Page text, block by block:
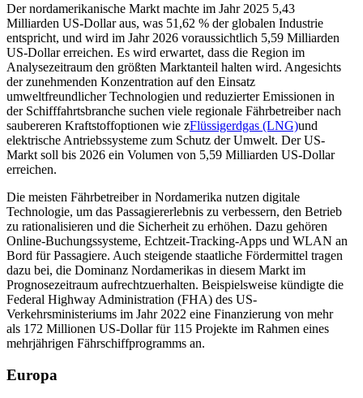
Der nordamerikanische Markt machte im Jahr 2025 5,43
Milliarden US-Dollar aus, was 51,62 % der globalen Industrie
entspricht, und wird im Jahr 2026 voraussichtlich 5,59 Milliarden
US-Dollar erreichen. Es wird erwartet, dass die Region im
Analysezeitraum den größten Marktanteil halten wird. Angesichts
der zunehmenden Konzentration auf den Einsatz
umweltfreundlicher Technologien und reduzierter Emissionen in
der Schifffahrtsbranche suchen viele regionale Fährbetreiber nach
saubereren Kraftstoffoptionen wie zFlüssigerdgas (LNG)und
elektrische Antriebssysteme zum Schutz der Umwelt. Der US-
Markt soll bis 2026 ein Volumen von 5,59 Milliarden US-Dollar
erreichen.
Die meisten Fährbetreiber in Nordamerika nutzen digitale
Technologie, um das Passagiererlebnis zu verbessern, den Betrieb
zu rationalisieren und die Sicherheit zu erhöhen. Dazu gehören
Online-Buchungssysteme, Echtzeit-Tracking-Apps und WLAN an
Bord für Passagiere. Auch steigende staatliche Fördermittel tragen
dazu bei, die Dominanz Nordamerikas in diesem Markt im
Prognosezeitraum aufrechtzuerhalten. Beispielsweise kündigte die
Federal Highway Administration (FHA) des US-
Verkehrsministeriums im Jahr 2022 eine Finanzierung von mehr
als 172 Millionen US-Dollar für 115 Projekte im Rahmen eines
mehrjährigen Fährschiffprogramms an.
Europa